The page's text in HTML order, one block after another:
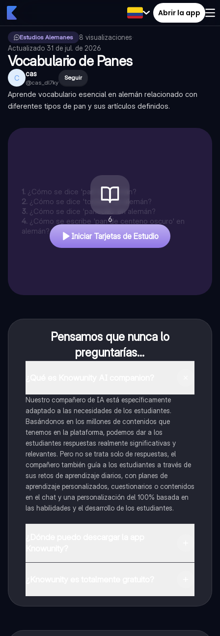
Abrir la app
Estudios Alemanes 8 visualizaciones·
Actualizado 31 de jul. de 2026
Vocabulario de Panes
C cas
@cas_dl7ky
Seguir
Aprende vocabulario esencial en alemán relacionado con
diferentes tipos de pan y sus artículos definidos.
1. ¿Cómo se dice 'pan' en alemán?
2. ¿Cómo se dice 'tostada' en alemán?
3. ¿Cómo se dice 'panecillo' en alemán?
4. ¿Cómo se escribe 'pan de centeno oscuro' en
alemán?
6
Iniciar Tarjetas de Estudio
Pensamos que nunca lo
preguntarías...
Nuestro compañero de IA está específicamente
adaptado a las necesidades de los estudiantes.
Basándonos en los millones de contenidos que
tenemos en la plataforma, podemos dar a los
estudiantes respuestas realmente significativas y
relevantes. Pero no se trata solo de respuestas, el
compañero también guía a los estudiantes a través de
sus retos de aprendizaje diarios, con planes de
aprendizaje personalizados, cuestionarios o contenidos
en el chat y una personalización del 100% basada en
las habilidades y el desarrollo de los estudiantes.